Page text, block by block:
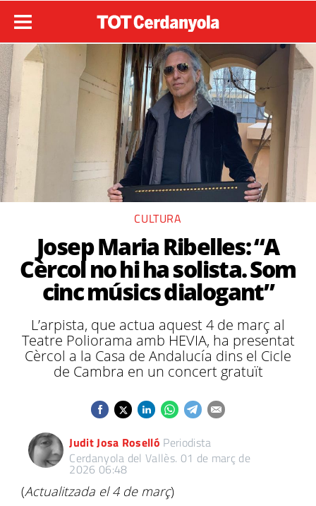
CULTURA
Josep Maria Ribelles: “A
Cèrcol no hi ha solista. Som
cinc músics dialogant”
L’arpista, que actua aquest 4 de març al
Teatre Poliorama amb HEVIA, ha presentat
Cèrcol a la Casa de Andalucía dins el Cicle
de Cambra en un concert gratuït
Judit Josa Roselló Periodista
Cerdanyola del Vallès. 01 de març de
2026 06:48
(Actualitzada el 4 de març)